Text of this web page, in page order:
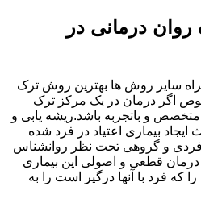
روان درمانی در
سایر روش ها بهترین روش ترک
اگر درمان در یک مرکز ترک
متخصص و باتجربه باشد.ریشه یابی و
بیماری اعتیاد در فرد شده
فردی و گروهی تحت نظر روانشناس
قطعی و اصولی این بیماری
که فرد با آنها درگیر است را به